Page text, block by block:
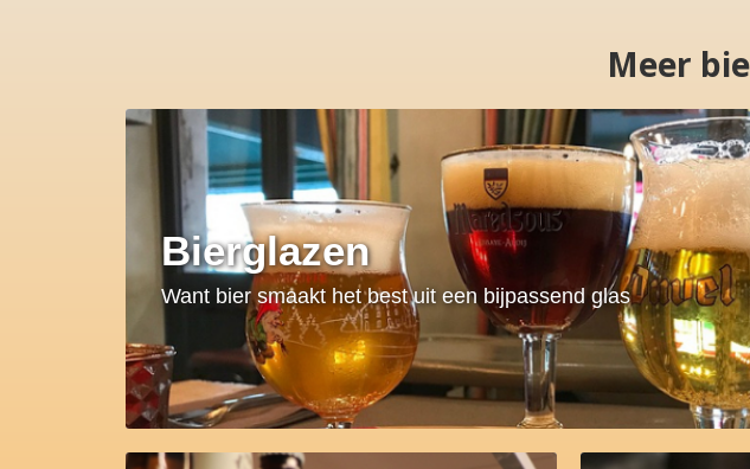
Meer
Bierglazen
Want bier smaakt het best uit een bijpassend glas